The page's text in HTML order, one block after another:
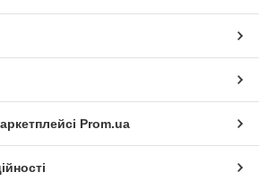
Prom.ua